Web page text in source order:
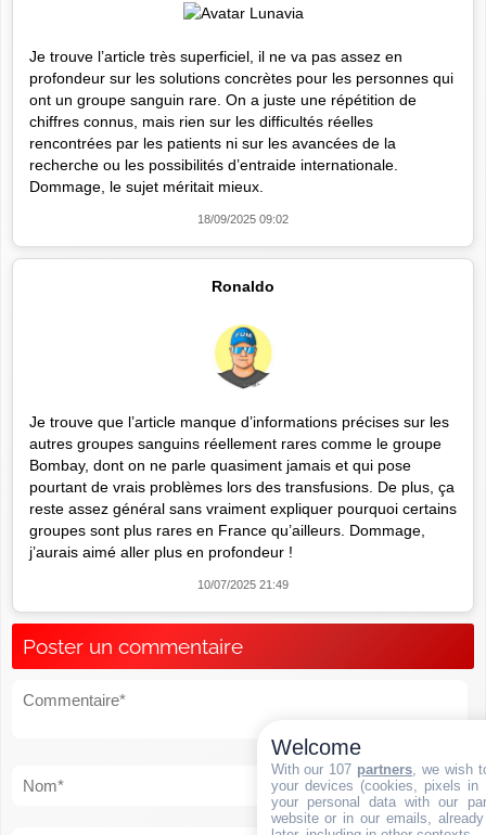
Je trouve l’article très superficiel, il ne va pas assez en
profondeur sur les solutions concrètes pour les personnes qui
ont un groupe sanguin rare. On a juste une répétition de
chiffres connus, mais rien sur les difficultés réelles
rencontrées par les patients ni sur les avancées de la
recherche ou les possibilités d’entraide internationale.
Dommage, le sujet méritait mieux.
18/09/2025 09:02
Ronaldo
Je trouve que l’article manque d’informations précises sur les
autres groupes sanguins réellement rares comme le groupe
Bombay, dont on ne parle quasiment jamais et qui pose
pourtant de vrais problèmes lors des transfusions. De plus, ça
reste assez général sans vraiment expliquer pourquoi certains
groupes sont plus rares en France qu’ailleurs. Dommage,
j’aurais aimé aller plus en profondeur !
10/07/2025 21:49
Poster un commentaire
Welcome
With our 107 partners , we wish
your devices (cookies, pixels
your personal data with our
website or in our emails,